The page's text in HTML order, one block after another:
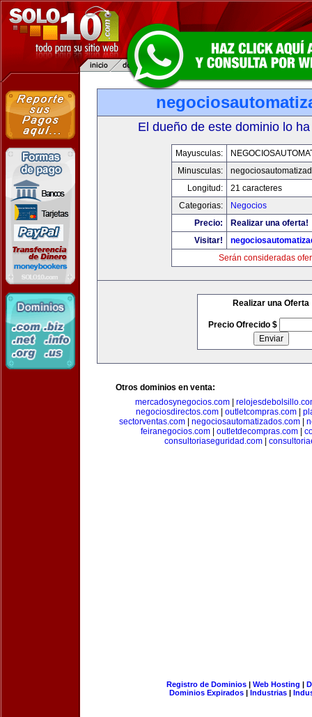
El dueño de este dominio lo
Mayusculas:
Minusculas:
Longitud:
21 caracteres
Categorias:
Negocios
Precio:
Realizar una oferta!
Visitar!
Serán consideradas
Realizar una Oferta
Precio Ofrecido $
Otros dominios en venta:
mercadosynegocios.com
negociosdirectos.com
outletcompras.com
sectorventas.com
negociosautomatizados.com
feiranegocios.com| outletdecompras.com|
consultoriaseguridad.com
Registro de Dominios| Web Hosting |
Dominios Expirados | Industrias |